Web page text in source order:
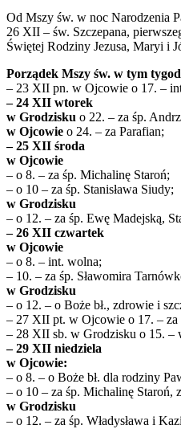
Od Mszy św. w noc Narodzenia
26 XII – św. Szczepana,
Świętej Rodziny Jezusa, Maryi i
Porządek Mszy św. w tym
– 23 XII pn. w Ojcowie o 17. –
– 24 XII wtorek
w Grodzisku o 22. – za śp.
w Ojcowie o 24. – za Parafian;
– 25 XII środa
w Ojcowie
– o 8. – za śp. Michalinę Staroń;
– o 10 – za śp. Stanisława Siudy;
w Grodzisku
– o 12. – za śp. Ewę Madejską,
– 26 XII czwartek
w Ojcowie
– o 8. – int. wolna;
– 10. – za śp. Sławomira
w Grodzisku
– o 12. – o Boże bł., zdrowie i
– 27 XII pt. w Ojcowie o 17. – za
– 28 XII sb. w Grodzisku o 15. –
– 29 XII niedziela
w Ojcowie:
– o 8. – o Boże bł. dla rodziny
– o 10 – za śp. Michalinę Staroń,
w Grodzisku
– o 12. – za śp. Władysława i